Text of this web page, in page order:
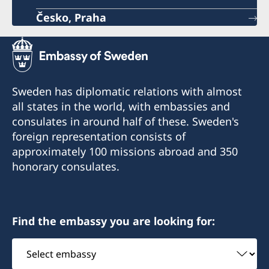
Česko, Praha
Sweden has diplomatic relations with almost
all states in the world, with embassies and
consulates in around half of these. Sweden's
foreign representation consists of
approximately 100 missions abroad and 350
honorary consulates.
Find the embassy you are looking for:
Select
embassy